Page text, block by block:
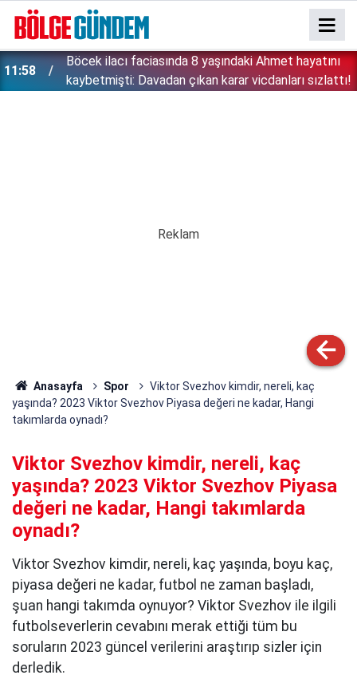
11:58
Böcek ilacı faciasında 8 yaşındaki Ahmet hayatını
kaybetmişti: Davadan çıkan karar vicdanları sızlattı!
Anasayfa Spor
Viktor Svezhov kimdir, nereli, kaç
yaşında? 2023 Viktor Svezhov Piyasa değeri ne kadar, Hangi
takımlarda oynadı?
Viktor Svezhov kimdir, nereli, kaç
yaşında? 2023 Viktor Svezhov Piyasa
değeri ne kadar, Hangi takımlarda
oynadı?
Viktor Svezhov kimdir, nereli, kaç yaşında, boyu kaç,
piyasa değeri ne kadar, futbol ne zaman başladı,
şuan hangi takımda oynuyor? Viktor Svezhov ile ilgili
futbolseverlerin cevabını merak ettiği tüm bu
soruların 2023 güncel verilerini araştırıp sizler için
derledik.